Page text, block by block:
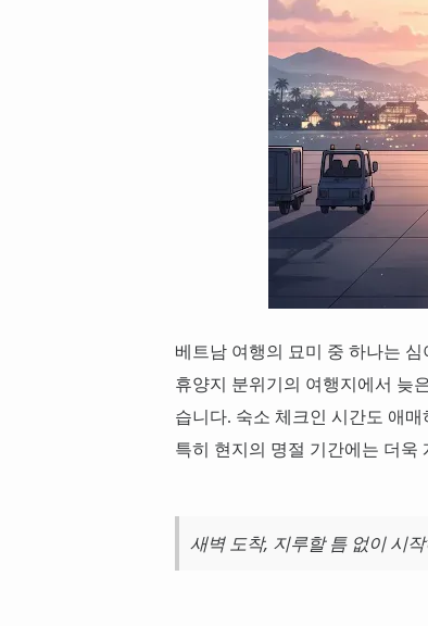
베트남 여행의 묘미 중 하나는
휴양지 분위기의 여행지에서 늦
습니다. 숙소 체크인 시간도 애
특히 현지의 명절 기간에는 더욱
새벽 도착, 지루할 틈 없이 시